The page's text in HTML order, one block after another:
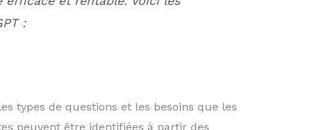
:
types de questions et les besoins que les
peuvent être identifiées à partir des